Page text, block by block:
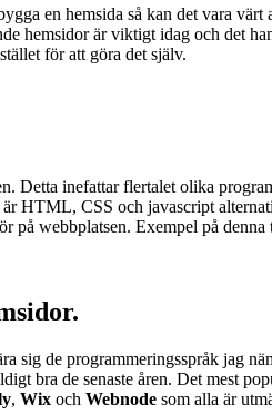
en hemsida så kan det vara
hemsidor är viktigt idag och det
för att göra det själv.
Detta inefattar flertalet olika
HTML, CSS och javascript
på webbplatsen. Exempel på
de programmeringsspråk jag
bra de senaste åren. Det mest
, Wix och Webnode som alla är